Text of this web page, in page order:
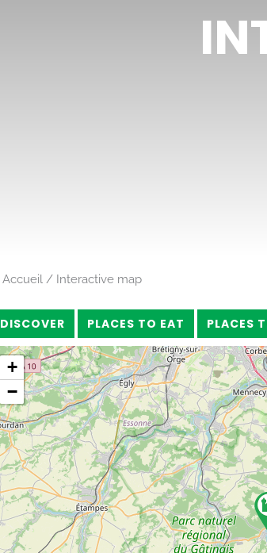
Accueil Interactive map
DISCOVER PLACES TO EAT PLACES
+
−